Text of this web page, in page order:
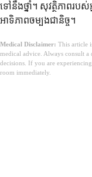
ទៅនឹងថ្នាំ។ សុវត្ថិភាពរបស់
អាទិភាពចម្បងជានិច្ច។
Medical Disclaimer: This article
medical advice. Always consult
decisions. If you are
room immediately.